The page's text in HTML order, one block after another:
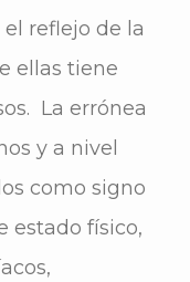
reflejo de la
ellas tiene
La errónea
y a nivel
como signo
estado físico,